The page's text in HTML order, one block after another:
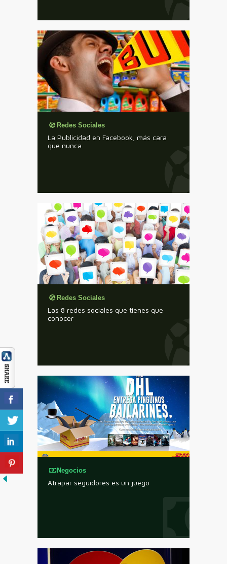
Redes Sociales
La Publicidad en Facebook, más cara
que nunca
Redes Sociales
Las 8 redes sociales que tienes que
conocer
Negocios
Atrapar seguidores es un juego